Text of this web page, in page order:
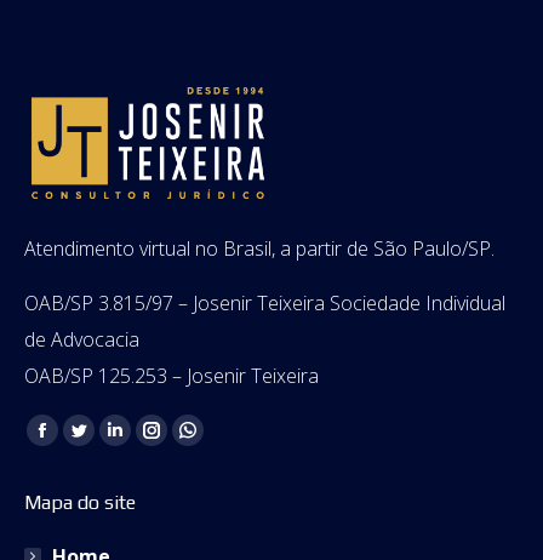
Atendimento virtual no Brasil, a partir de São Paulo/SP.
OAB/SP 3.815/97 – Josenir Teixeira Sociedade Individual
de Advocacia
OAB/SP 125.253 – Josenir Teixeira
Encontre-nos em:
Facebook
opens
Twitter
opens
Linkedin
opens
InstagramWhatsapp
Mapa do site